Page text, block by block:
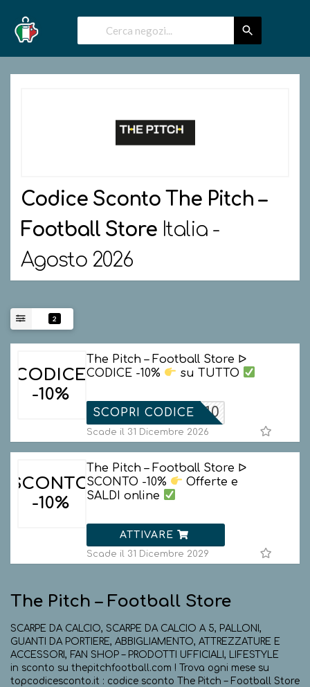
Codice Sconto The Pitch –
Football Store Italia -
Agosto 2026
2
CODICE
-10%
The Pitch – Football Store ᐅ
CODICE -10%
su TUTTO
ELCOME10
SCOPRI CODICE
Scade il 31 Dicembre 2026
SCONTO
-10%
The Pitch – Football Store ᐅ
SCONTO -10%
Offerte e
SALDI online
ATTIVARE
Scade il 31 Dicembre 2029
The Pitch – Football Store
SCARPE DA CALCIO, SCARPE DA CALCIO A 5, PALLONI,
GUANTI DA PORTIERE, ABBIGLIAMENTO, ATTREZZATURE E
ACCESSORI, FAN SHOP – PRODOTTI UFFICIALI, LIFESTYLE
in sconto su thepitchfootball.com ! Trova ogni mese su
topcodicesconto.it : codice sconto The Pitch – Football Store